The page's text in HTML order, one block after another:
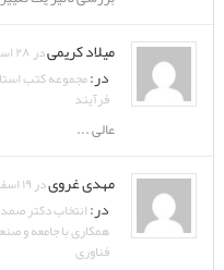
میلاد کریمیدر ۲۸ اسفند
در:مجموعه کتب
فرآیند
عالی ...
مهدی غرویدر ۱۹ اسفند
در:انتخاب دکتر
فناوری